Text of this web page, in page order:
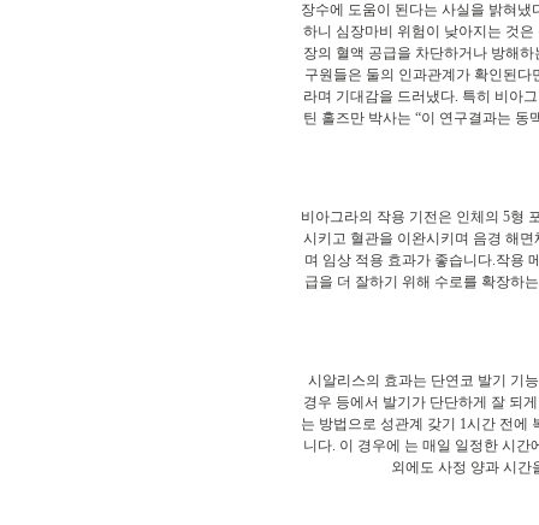
장수에 도움이 된다는 사실을 밝혀
하니 심장마비 위험이 낮아지는 것
장의 혈액 공급을 차단하거나 방해
구원들은 둘의 인과관계가 확인된
라며 기대감을 드러냈다. 특히 비아
틴 홀즈만 박사는 “이 연구결과는
비아그라의 작용 기전은 인체의 5형
시키고 혈관을 이완시키며 음경 해
며 임상 적용 효과가 좋습니다.작용
급을 더 잘하기 위해 수로를 확장하
시알리스의 효과는 단연코 발기 기
경우 등에서 발기가 단단하게 잘 되
는 방법으로 성관계 갖기 1시간 전에
니다. 이 경우에 는 매일 일정한 시
외에도 사정 양과 시간